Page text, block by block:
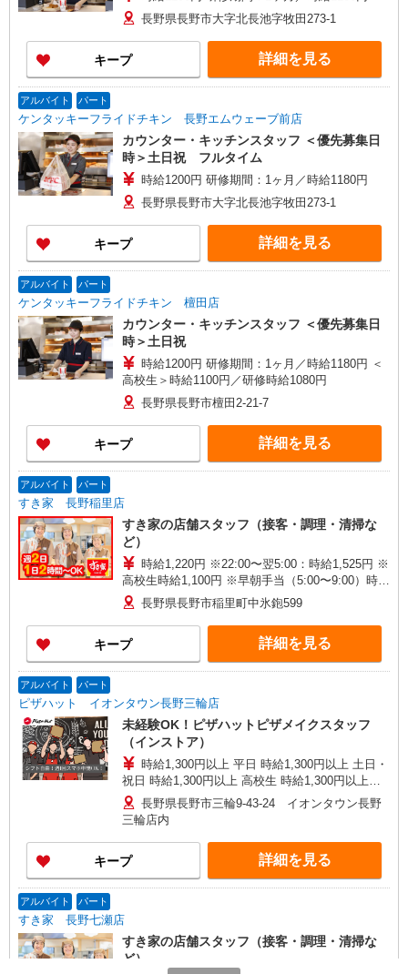
長野県長野市大字北長池字牧田273-1
キープ 詳細を見る
アルバイト パート
ケンタッキーフライドチキン 長野エムウェーブ前店
カウンター・キッチンスタッフ ＜優先募集日
時＞土日祝 フルタイム
時給1200円 研修期間：1ヶ月／時給1180円
長野県長野市大字北長池字牧田273-1
キープ 詳細を見る
アルバイト パート
ケンタッキーフライドチキン 檀田店
カウンター・キッチンスタッフ ＜優先募集日
時＞土日祝
時給1200円 研修期間：1ヶ月／時給1180円 ＜
高校生＞時給1100円／研修時給1080円
長野県長野市檀田2-21-7
キープ 詳細を見る
アルバイト パート
すき家 長野稲里店
すき家の店舗スタッフ（接客・調理・清掃な
ど）
時給1,220円 ※22:00〜翌5:00：時給1,525円 ※
高校生時給1,100円 ※早朝手当（5:00〜9:00）時給
＋150円
長野県長野市稲里町中氷鉋599
キープ 詳細を見る
アルバイト パート
ピザハット イオンタウン長野三輪店
未経験OK！ピザハットピザメイクスタッフ
（インストア）
時給1,300円以上 平日 時給1,300円以上 土日・
祝日 時給1,300円以上 高校生 時給1,300円以上
※2026年10月1日より通常時給に戻ります。詳細
はご面接時にご確認ください。
長野県長野市三輪9-43-24 イオンタウン長野
三輪店内
キープ 詳細を見る
アルバイト パート
すき家 長野七瀬店
すき家の店舗スタッフ（接客・調理・清掃な
ど）